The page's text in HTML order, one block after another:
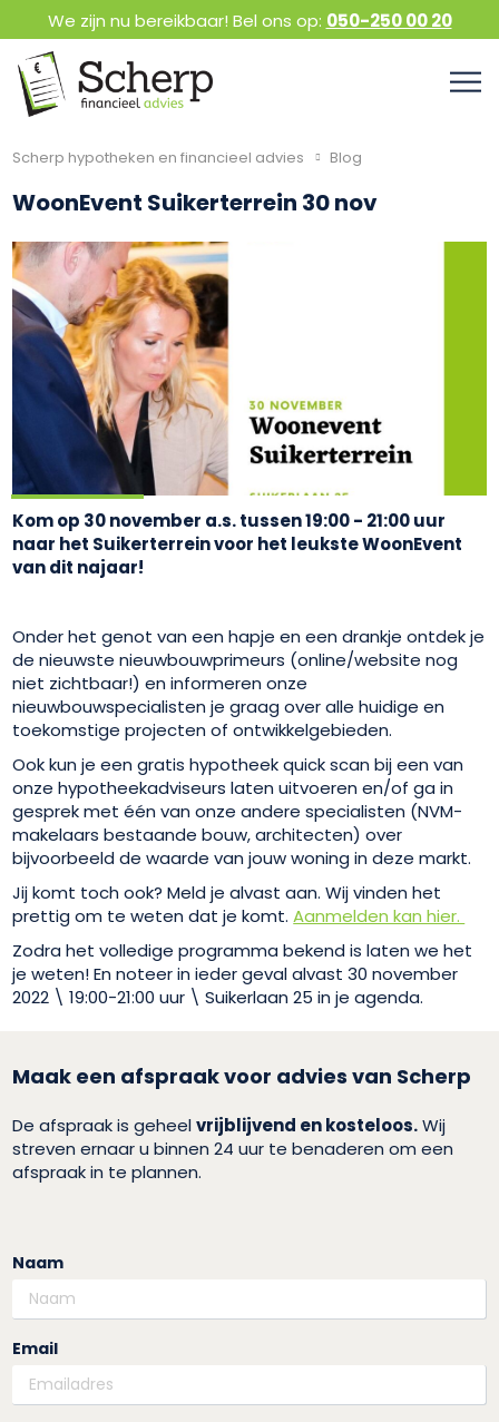
We zijn nu bereikbaar! Bel ons op: 050-250 00 20
Scherp hypotheken en financieel advies Blog
WoonEvent Suikerterrein 30 nov
Kom op 30 november a.s. tussen 19:00 - 21:00 uur
naar het Suikerterrein voor het leukste WoonEvent
van dit najaar!
Onder het genot van een hapje en een drankje ontdek je
de nieuwste nieuwbouwprimeurs (online/website nog
niet zichtbaar!) en informeren onze
nieuwbouwspecialisten je graag over alle huidige en
toekomstige projecten of ontwikkelgebieden.
Ook kun je een gratis hypotheek quick scan bij een van
onze hypotheekadviseurs laten uitvoeren en/of ga in
gesprek met één van onze andere specialisten (NVM-
makelaars bestaande bouw, architecten) over
bijvoorbeeld de waarde van jouw woning in deze markt.
Jij komt toch ook? Meld je alvast aan. Wij vinden het
prettig om te weten dat je komt.Aanmelden kan hier.
Zodra het volledige programma bekend is laten we het
je weten! En noteer in ieder geval alvast 30 november
2022 \ 19:00-21:00 uur \ Suikerlaan 25 in je agenda.
Maak een afspraak voor advies van Scherp
De afspraak is geheelvrijblijvend en kosteloos.Wij
streven ernaar u binnen 24 uur te benaderen om een
afspraak in te plannen.
Naam
Email